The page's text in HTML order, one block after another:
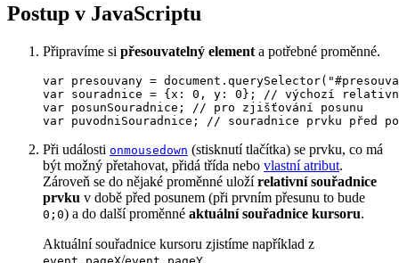
Postup v JavaScriptu
Připravíme si přesouvatelný element a potřebné proměnné.
var presouvany =
var souradnice = {x: 0, y: 0}; // výchozí
var posunSouradnice; // pro zjišťování posunu
var puvodniSouradnice; // souradnice prvku před
Při události onmousedown (stisknutí tlačítka) se prvku, co má
být možný přetahovat, přidá třída nebo vlastní atribut.
Zároveň se do nějaké proměnné uložírelativní souřadnice
prvku v době před posunem (při prvním přesunu to bude
0;0) a do další proměnné aktuální souřadnice kursoru.
Aktuální souřadnice kursoru zjistíme například z
event.pageX/event.pageY.